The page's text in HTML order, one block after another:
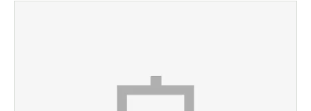
お気に入り機能の活用方法